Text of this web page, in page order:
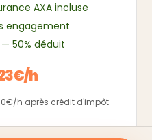
AXA incluse
engagement
— 50% déduit
h
h après crédit d'impôt